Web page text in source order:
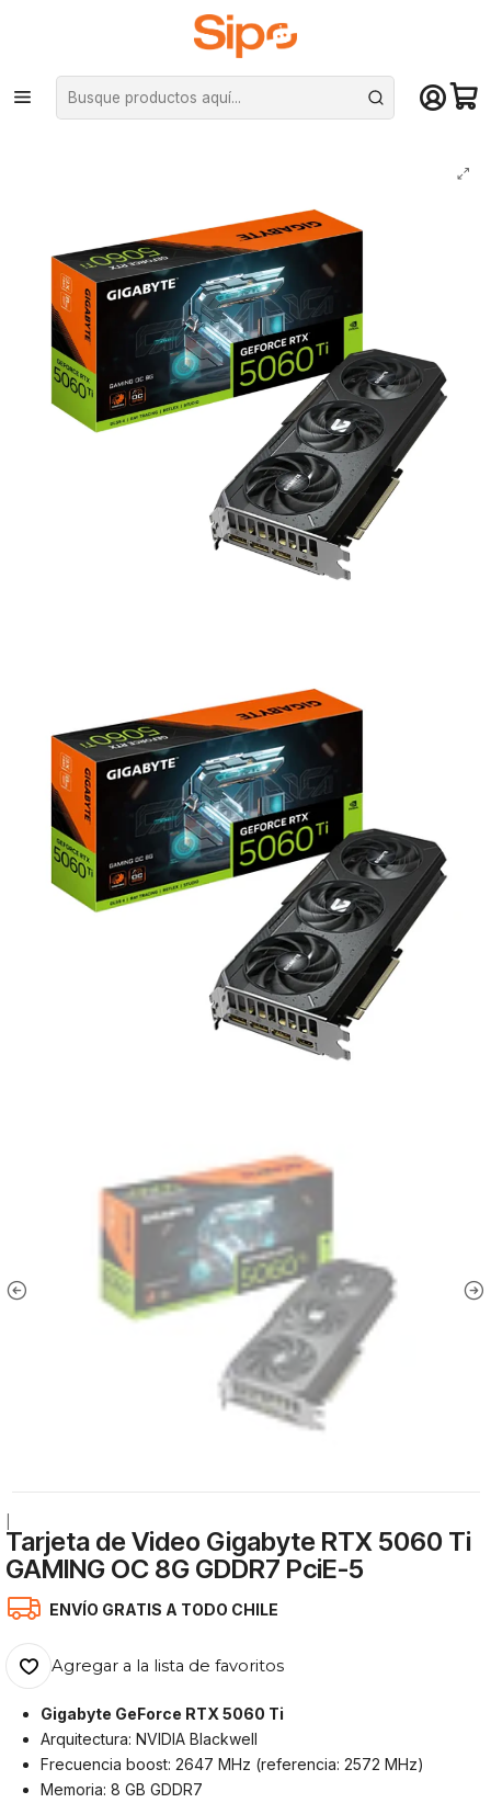
¡Compra hasta mediodía y recibe hoy! De lunes a sábado en el gran
Santiago. Envío gratis desde $29.990
Inicio Componentes PC Tarjeta de vídeo Nvidia GeForce
Tarjeta de Video Gigabyte RTX 5060 Ti GAMING OC 8G GDDR7 PciE-5
Tarjeta de Video Gigabyte RTX 5060 Ti
GAMING OC 8G GDDR7 PciE-5
ENVÍO GRATIS A TODO CHILE
Agregar a la lista de favoritos
Gigabyte GeForce RTX 5060 Ti
Arquitectura: NVIDIA Blackwell
Frecuencia boost: 2647 MHz (referencia: 2572 MHz)
Memoria: 8 GB GDDR7